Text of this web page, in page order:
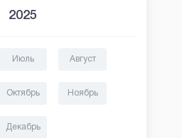
2025
Июль Август
Октябрь Ноябрь
Декабрь